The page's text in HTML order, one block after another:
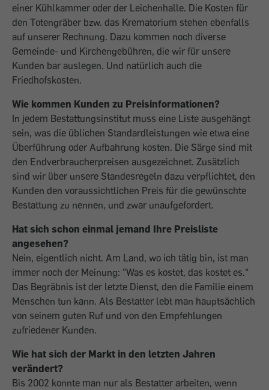
einer Kühlkammer oder der Leichenhalle. Die Kosten für
den Totengräber bzw. das Krematorium stehen ebenfalls
auf unserer Rechnung. Dazu kommen noch diverse
Gemeinde- und Kirchenge­bühren, die wir für unsere
Kunden bar auslegen. Und natürlich auch die
Friedhofskosten.
Wie kommen Kunden zu Preisinformationen?
In jedem Bestattungsinstitut muss eine Liste ausgehängt
sein, was die üblichen Standardleistungen wie etwa eine
Überführung oder Aufbahrung kosten. Die Särge sind mit
den Endverbraucherpreisen ausgezeichnet. Zusätzlich
sind wir über unsere Standesregeln dazu verpflichtet, den
Kunden den voraussichtlichen Preis für die gewünschte
Bestattung zu nennen, und zwar unaufgefordert.
Hat sich schon einmal jemand Ihre Preisliste
angesehen?
Nein, eigentlich nicht. Am Land, wo ich tätig bin, ist man
immer noch der Meinung: "Was es kostet, das kostet es."
Das Begräbnis ist der letzte Dienst, den die Familie einem
Menschen tun kann. Als Bestatter lebt man hauptsächlich
von seinem guten Ruf und von den Empfeh­lungen
zufriedener Kunden.
Wie hat sich der Markt in den letzten Jahren
verändert?
Bis 2002 konnte man nur als Bestatter arbeiten, wenn